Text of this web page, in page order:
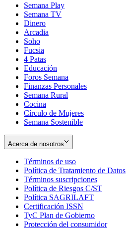
Semana Play
Semana TV
Dinero
Arcadia
Soho
in
new
window
Fucsia
in
new
window
4 Patas
Educación
Foros Semana
Finanzas Personales
Semana Rural
Cocina
Círculo de Mujeres
Semana Sostenible
Acerca de nosotros
Términos de uso
in
new
window
Política de Tratamiento de Datos
Términos suscripciones
in
Política de Riesgos C/ST
Política SAGRILAFT
new
window
Certificación ISSN
in
new
TyC Plan de Gobierno
in
Protección del consumidorOpens